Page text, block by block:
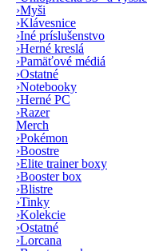
›Myši
›Klávesnice
›Iné príslušenstvo
›Herné kreslá
›Pamäťové médiá
›Ostatné
›Notebooky
›Herné PC
›Razer
Merch
›Pokémon
›Boostre
›Elite trainer boxy
›Booster box
›Blistre
›Tinky
›Kolekcie
›Ostatné
›Lorcana